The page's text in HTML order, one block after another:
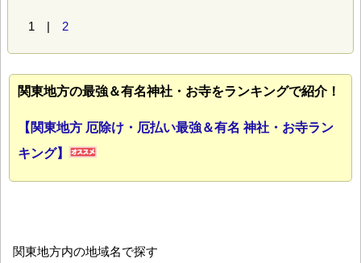
1 | 2
関東地方の最強＆有名神社・お寺をランキングで紹介！
【関東地方 厄除け・厄払い最強＆有名 神社・お寺ラン
キング】
関東地方内の地域名で探す